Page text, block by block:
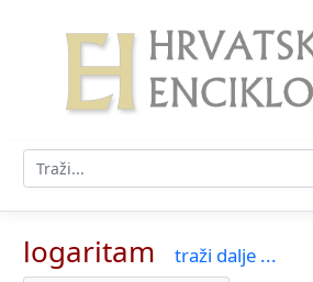
logaritam
traži dalje ...